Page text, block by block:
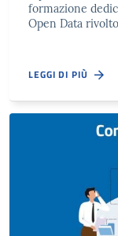
formazione
Open Data
LEGGI DI PIÙ